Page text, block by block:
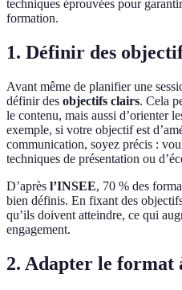
techniques éprouvées pour
formation.
1. Définir des
Avant même de planifier une
définir des objectifs clairs. Cela
le contenu, mais aussi d’orienter
exemple, si votre objectif est
communication, soyez précis :
techniques de présentation ou
D’après l’INSEE, 70 % des
bien définis. En fixant des
qu’ils doivent atteindre, ce qui
engagement.
2. Adapter le format